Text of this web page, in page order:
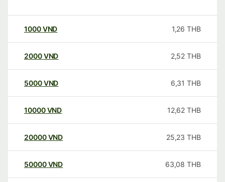
1000VND 1,26 THB
2000VND 2,52 THB
5000VND 6,31 THB
10000 VND 12,62 THB
20000 VND 25,23 THB
50000 VND 63,08 THB